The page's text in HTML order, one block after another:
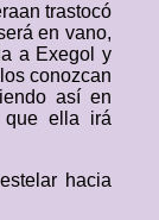
trastocó
en vano,
a Exegol y
conozcan
así en
que ella irá
hacia